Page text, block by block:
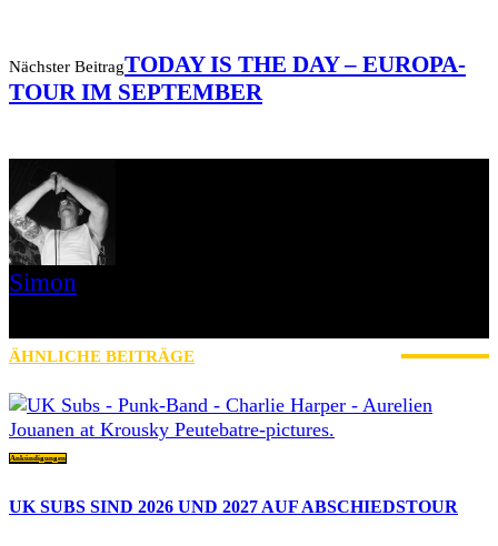
Nächster BeitragTODAY IS THE DAY – EUROPA-
TOUR IM SEPTEMBER
Simon
ÄHNLICHE BEITRÄGE
Ankündigungen
UK SUBS SIND 2026 UND 2027 AUF ABSCHIEDSTOUR